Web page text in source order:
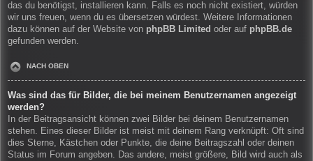
das du benötigst, installieren kann. Falls es noch nicht existiert, würden
wir uns freuen, wenn du es übersetzen würdest. Weitere Informationen
dazu können auf der Website von phpBB Limited oder auf phpBB.de
gefunden werden.
NACH OBEN
Was sind das für Bilder, die bei meinem Benutzernamen angezeigt
werden?
In der Beitragsansicht können zwei Bilder bei deinem Benutzernamen
stehen. Eines dieser Bilder ist meist mit deinem Rang verknüpft: Oft sind
dies Sterne, Kästchen oder Punkte, die deine Beitragszahl oder deinen
Status im Forum angeben. Das andere, meist größere, Bild wird auch als